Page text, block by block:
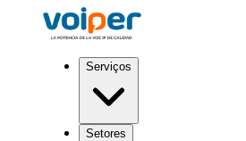
Serviços
Setores